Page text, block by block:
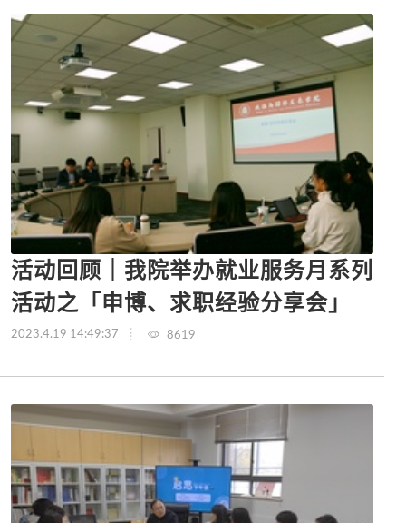
活动回顾｜我院举办就业服务月系列
活动之「申博、求职经验分享会」
2023.4.19 14:49:37 8619